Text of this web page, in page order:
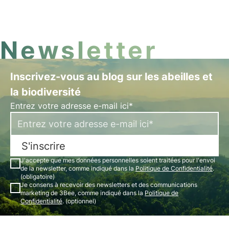
Newsletter
Inscrivez-vous au blog sur les abeilles et
la biodiversité
Entrez votre adresse e-mail ici*
S'inscrire
J'accepte que mes données personnelles soient traitées pour l'envoi
de la newsletter, comme indiqué dans la Politique de Confidentialité.
(obligatoire)
Je consens à recevoir des newsletters et des communications
marketing de 3Bee, comme indiqué dans la Politique de
Confidentialité. (optionnel)